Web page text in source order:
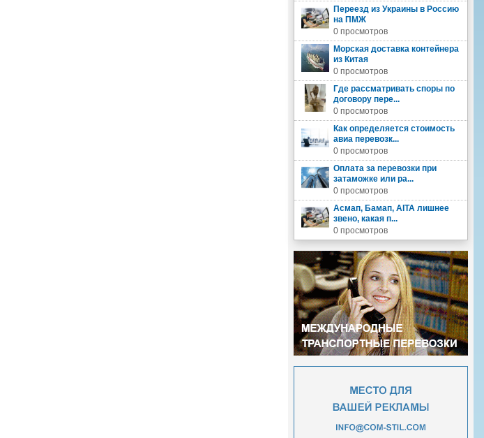
Переезд из Украины в Россию
на ПМЖ
0 просмотров
Морская доставка контейнера
из Китая
0 просмотров
Где рассматривать споры по
договору пере...
0 просмотров
Как определяется стоимость
авиа перевозк...
0 просмотров
Оплата за перевозки при
затаможке или ра...
0 просмотров
Асмап, Бамап, AITA лишнее
звено, какая п...
0 просмотров